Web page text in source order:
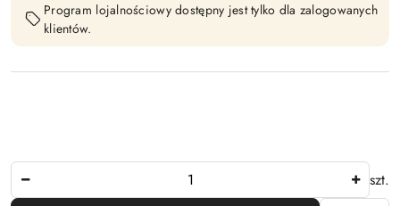
Program lojalnościowy dostępny jest tylko dla zalogowanych
klientów.
szt.